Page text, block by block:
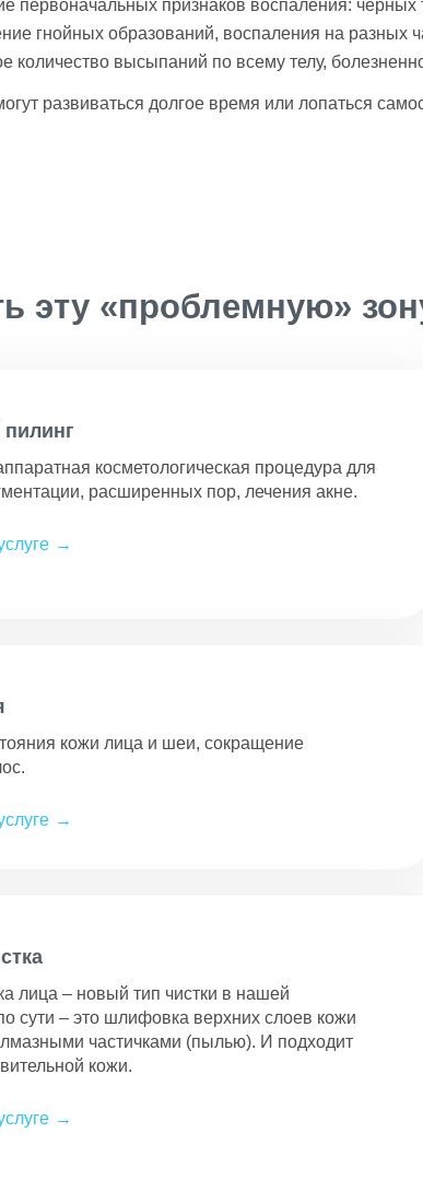
первоначальных признаков воспаления: черных
гнойных образований, воспаления на разных
количество высыпаний по всему телу,
развиваться долгое время или лопаться
эту «проблемную»
косметологическая процедура для
расширенных пор, лечения акне.
кожи лица и шеи, сокращение
лица – новый тип чистки в нашей
сути – это шлифовка верхних слоев кожи
частичками (пылью). И подходит
кожи.